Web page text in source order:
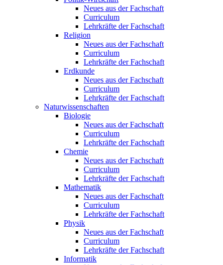
Neues aus der Fachschaft
Curriculum
Lehrkräfte der Fachschaft
Religion
Neues aus der Fachschaft
Curriculum
Lehrkräfte der Fachschaft
Erdkunde
Neues aus der Fachschaft
Curriculum
Lehrkräfte der Fachschaft
Naturwissenschaften
Biologie
Neues aus der Fachschaft
Curriculum
Lehrkräfte der Fachschaft
Chemie
Neues aus der Fachschaft
Curriculum
Lehrkräfte der Fachschaft
Mathematik
Neues aus der Fachschaft
Curriculum
Lehrkräfte der Fachschaft
Physik
Neues aus der Fachschaft
Curriculum
Lehrkräfte der Fachschaft
Informatik